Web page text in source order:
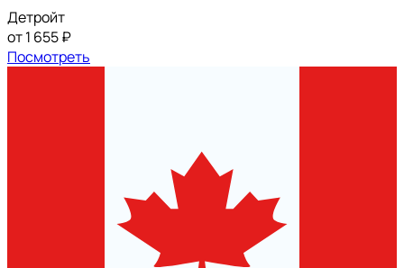
Детройт
от 1 655 ₽
Посмотреть